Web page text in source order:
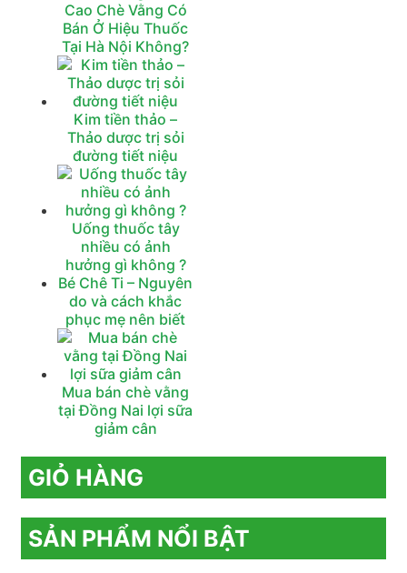
Cao Chè Vằng Có
Bán Ở Hiệu Thuốc
Tại Hà Nội Không?
Kim tiền thảo –
Thảo dược trị sỏi
đường tiết niệu
Uống thuốc tây
nhiều có ảnh
hưởng gì không ?
Bé Chê Ti – Nguyên
do và cách khắc
phục mẹ nên biết
Mua bán chè vằng
tại Đồng Nai lợi sữa
giảm cân
GIỎ HÀNG
SẢN PHẨM NỔI BẬT